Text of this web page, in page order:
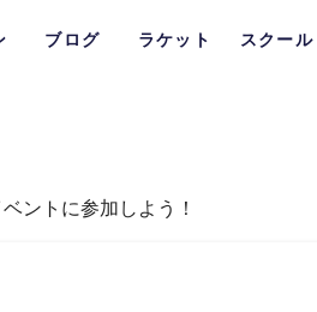
ブログ ラケット スクール
ントに参加しよう！